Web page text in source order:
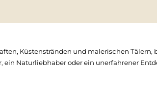
Küstenstränden und malerischen
Naturliebhaber oder ein unerfahrener